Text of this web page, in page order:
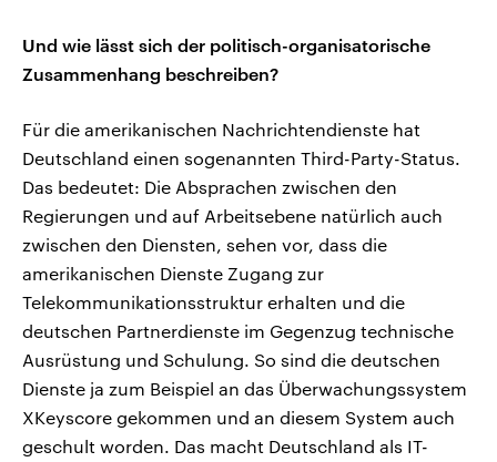
Und wie lässt sich der politisch-organisatorische
Zusammenhang beschreiben?
Für die amerikanischen Nachrichtendienste hat
Deutschland einen sogenannten Third-Party-Status.
Das bedeutet: Die Absprachen zwischen den
Regierungen und auf Arbeitsebene natürlich auch
zwischen den Diensten, sehen vor, dass die
amerikanischen Dienste Zugang zur
Telekommunikationsstruktur erhalten und die
deutschen Partnerdienste im Gegenzug technische
Ausrüstung und Schulung. So sind die deutschen
Dienste ja zum Beispiel an das Überwachungssystem
XKeyscore gekommen und an diesem System auch
geschult worden. Das macht Deutschland als IT-